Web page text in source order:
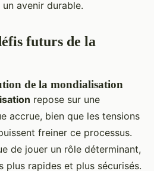
avenir durable.
futurs de la
de la mondialisation
repose sur une
accrue, bien que les tensions
freiner ce processus.
de jouer un rôle déterminant,
plus rapides et plus sécurisés.